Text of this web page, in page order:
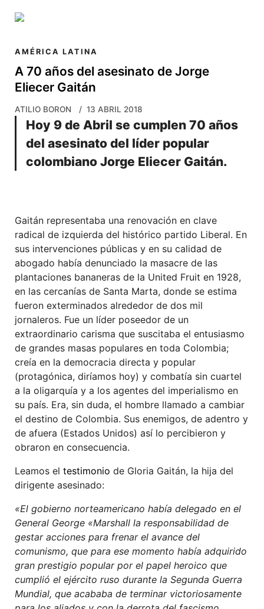
A 70 años del asesinato de Jorge
Eliecer Gaitán
ATILIO BORON 13 ABRIL 2018
Hoy 9 de Abril se cumplen 70 años
del asesinato del líder popular
colombiano Jorge Eliecer Gaitán.
Gaitán representaba una renovación en clave
radical de izquierda del histórico partido Liberal. En
sus intervenciones públicas y en su calidad de
abogado había denunciado la masacre de las
plantaciones bananeras de la United Fruit en 1928,
en las cercanías de Santa Marta, donde se estima
fueron exterminados alrededor de dos mil
jornaleros. Fue un líder poseedor de un
extraordinario carisma que suscitaba el entusiasmo
de grandes masas populares en toda Colombia;
creía en la democracia directa y popular
(protagónica, diríamos hoy) y combatía sin cuartel
a la oligarquía y a los agentes del imperialismo en
su país. Era, sin duda, el hombre llamado a cambiar
el destino de Colombia. Sus enemigos, de adentro y
de afuera (Estados Unidos) así lo percibieron y
obraron en consecuencia.
Leamos el testimonio de Gloria Gaitán, la hija del
dirigente asesinado:
«El gobierno norteamericano había delegado en el
General George «Marshall la responsabilidad de
gestar acciones para frenar el avance del
comunismo, que para ese momento había adquirido
gran prestigio popular por el papel heroico que
cumplió el ejército ruso durante la Segunda Guerra
Mundial, que acababa de terminar victoriosamente
AMÉRICA LATINA